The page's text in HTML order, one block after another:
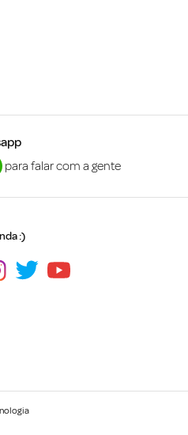
para falar com a gente
:)